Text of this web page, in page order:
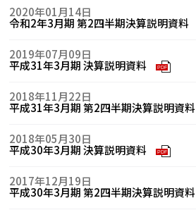
2020年01月14日
令和2年3月期 第2四半期決算説明資料
2019年07月09日
平成31年3月期 決算説明資料 PDF
2018年11月22日
平成31年3月期 第2四半期決算説明資料
2018年05月30日
平成30年3月期 決算説明資料 PDF
2017年12月19日
平成30年3月期 第2四半期決算説明資料